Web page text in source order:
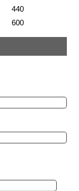
440
600